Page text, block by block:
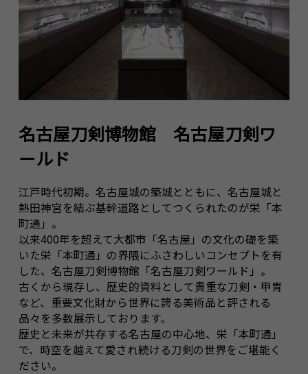
名古屋刀剣博物館 名古屋刀剣ワ
ールド
江戸時代初期。名古屋城の築城とともに、名古屋城と
熱田神宮を結ぶ基幹道路としてつくられたのが栄「本
町通」。
以来400年を超えて大都市「名古屋」の文化の礎を築
いた栄「本町通」の界隈にふさわしいコンセプトを有
した、名古屋刀剣博物館「名古屋刀剣ワールド」。
古くから現存し、歴史的資料として貴重な刀剣・甲冑
など、重要文化財から世界に誇る美術品と評される
品々を多数展示しております。
歴史と未来が共存する名古屋の中心地、栄「本町通」
で、時空を越えて愛され続ける刀剣の世界をご堪能く
ださい。